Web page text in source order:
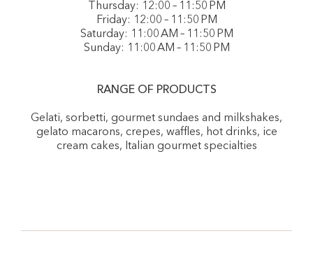
Thursday: 12:00 – 11:50 PM
Friday: 12:00 – 11:50 PM
Saturday: 11:00 AM – 11:50 PM
Sunday: 11:00 AM – 11:50 PM
RANGE OF PRODUCTS
Gelati, sorbetti, gourmet sundaes and milkshakes,
gelato macarons, crepes, waffles, hot drinks, ice
cream cakes, Italian gourmet specialties